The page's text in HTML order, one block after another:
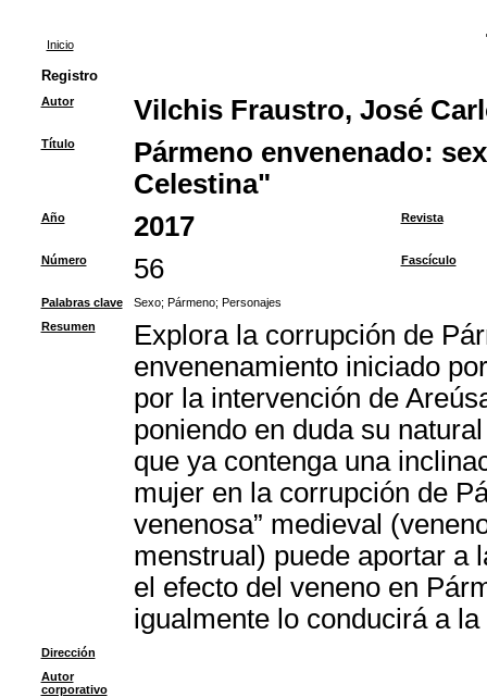
Inicio
Registro
Autor Vilchis Fraustro, José
Título
Pármeno envenenado:
Celestina"
Año 2017 Revista
Número 56 Fascículo
Palabras clave Sexo; Pármeno; Personajes
Resumen
Explora la corrupción de
envenenamiento iniciado
por la intervención de
poniendo en duda su
que ya contenga una
mujer en la corrupción de
venenosa” medieval
menstrual) puede aportar a
el efecto del veneno en
igualmente lo conducirá a
Dirección
Autor
corporativo